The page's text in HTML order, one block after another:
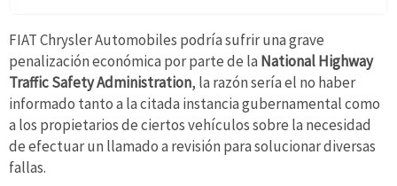
FIAT Chrysler Automobiles podría sufrir una grave
penalización económica por parte de la National Highway
Traffic Safety Administration, la razón sería el no haber
informado tanto a la citada instancia gubernamental como
a los propietarios de ciertos vehículos sobre la necesidad
de efectuar un llamado a revisión para solucionar diversas
fallas.